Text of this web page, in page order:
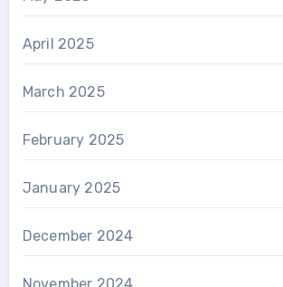
April 2025
March 2025
February 2025
January 2025
December 2024
November 2024